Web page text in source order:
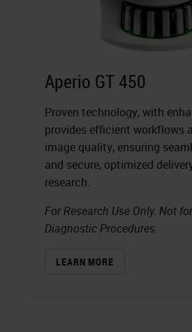
Aperio GT 450
Proven technology, with
provides efficient workflows
image quality, ensuring
and secure, optimized
research.
For Research Use Only. Not
Diagnostic Procedures.
LEARN MORE